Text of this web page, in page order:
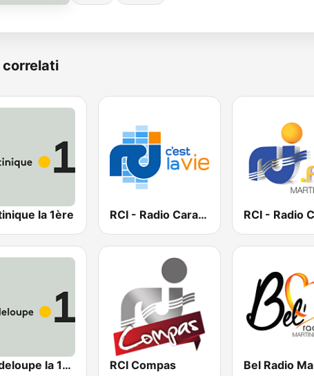
correlati
la 1ère RCI - Radio Caraïbes International Guadeloupe
Guadeloupe la 1ère RCI Compas